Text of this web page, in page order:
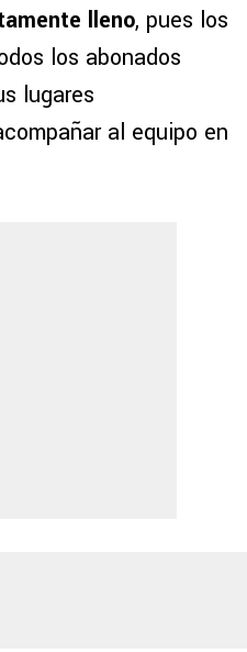
lleno, pues los
los abonados
lugares
al equipo en